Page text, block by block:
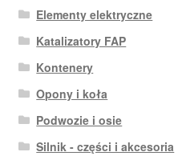
Elementy elektryczne
Katalizatory FAP
Kontenery
Opony i koła
Podwozie i osie
Silnik - części i akcesoria